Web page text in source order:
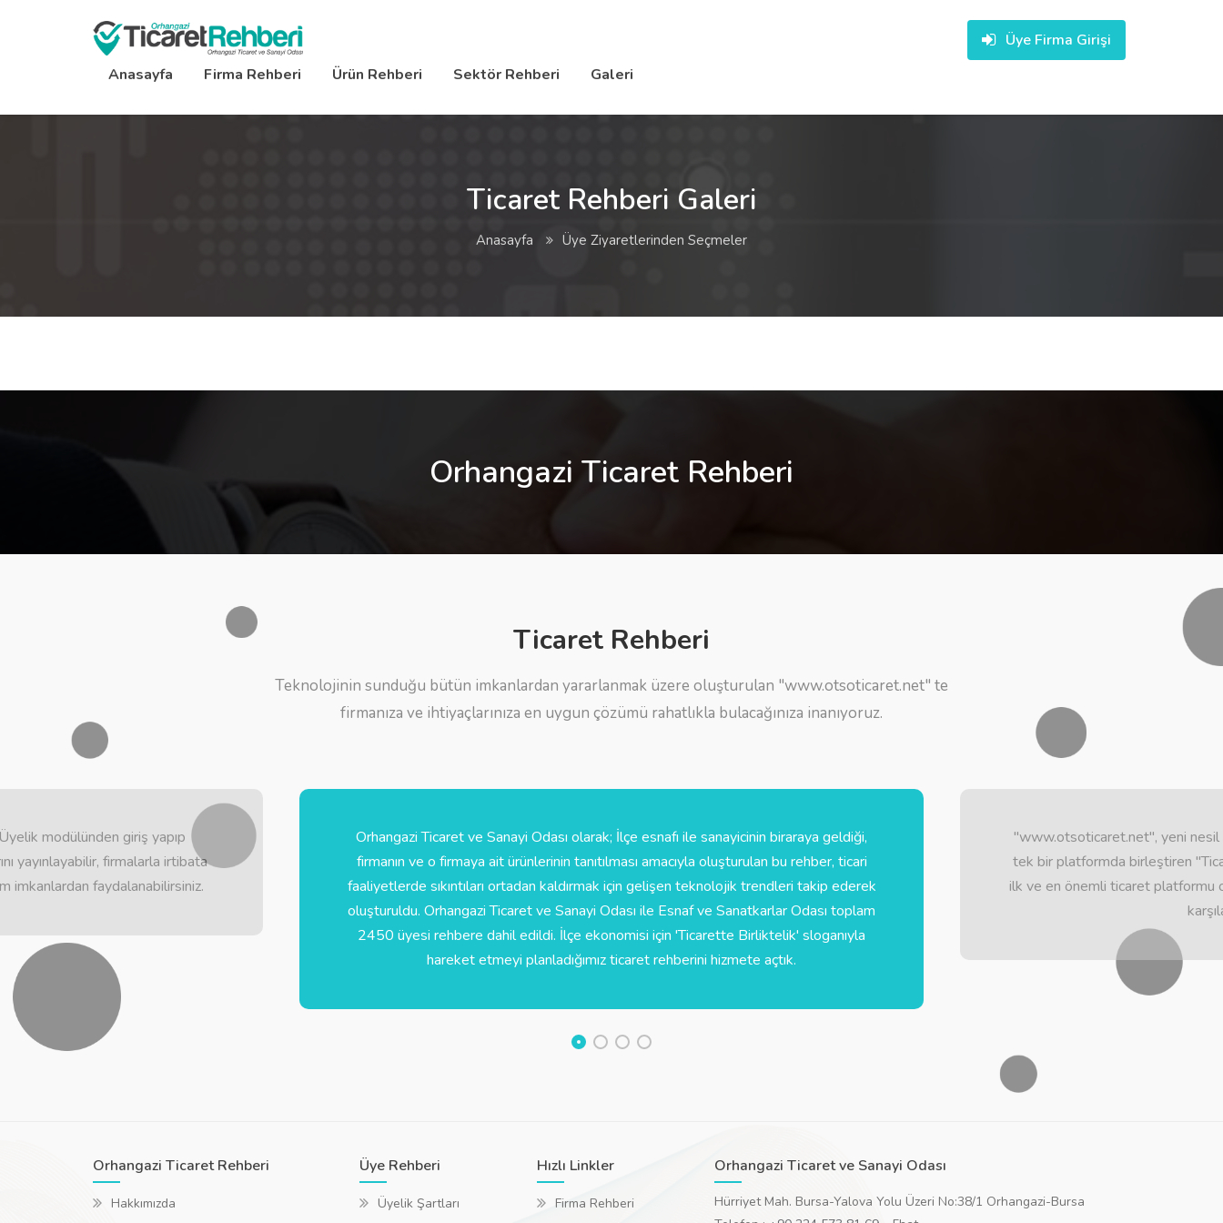
Anasayfa Firma Rehberi Ürün Rehberi Sektör Rehberi Galeri
Üye Firma Girişi
Ticaret Rehberi Galeri
Anasayfa Üye Ziyaretlerinden Seçmeler
Orhangazi Ticaret Rehberi
Ticaret Rehberi
Teknolojinin sunduğu bütün imkanlardan yararlanmak üzere oluşturulan "www.otsoticaret.net" te
firmanıza ve ihtiyaçlarınıza en uygun çözümü rahatlıkla bulacağınıza inanıyoruz.
modülünden giriş yapıp
yayınlayabilir, firmalarla irtibata
imkanlardan faydalanabilirsiniz.
Orhangazi Ticaret ve Sanayi Odası olarak; İlçe esnafı ile sanayicinin biraraya geldiği,
firmanın ve o firmaya ait ürünlerinin tanıtılması amacıyla oluşturulan bu rehber, ticari
faaliyetlerde sıkıntıları ortadan kaldırmak için gelişen teknolojik trendleri takip ederek
oluşturuldu. Orhangazi Ticaret ve Sanayi Odası ile Esnaf ve Sanatkarlar Odası toplam
2450 üyesi rehbere dahil edildi. İlçe ekonomisi için 'Ticarette Birliktelik' sloganıyla
hareket etmeyi planladığımız ticaret rehberini hizmete açtık.
"www.otsoticaret.net", yeni nesil
tek bir platformda birleştiren
ilk ve en önemli ticaret platformu
Orhangazi Ticaret Rehberi
Hakkımızda
Üye Rehberi
Üyelik Şartları
Hızlı Linkler
Firma Rehberi
Orhangazi Ticaret ve Sanayi Odası
Hürriyet Mah. Bursa-Yalova Yolu Üzeri No:38/1 Orhangazi-Bursa